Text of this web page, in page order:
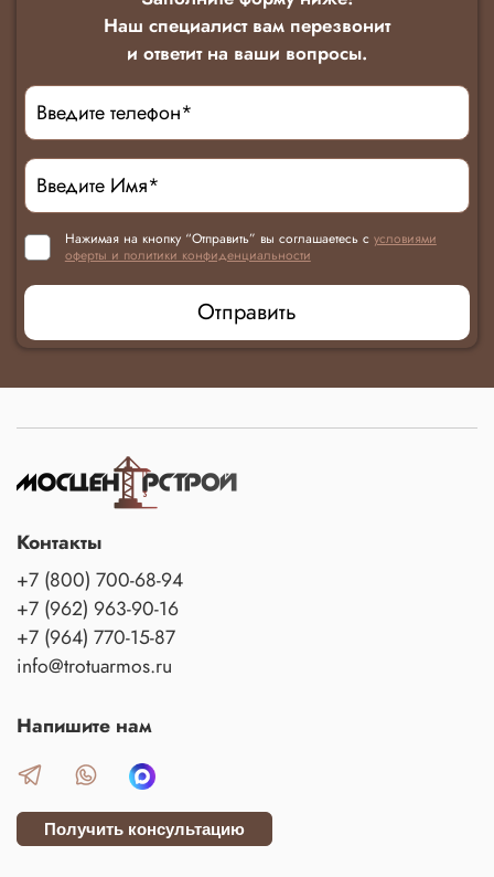
Наш специалист вам перезвонит
и ответит на ваши вопросы.
Нажимая на кнопку “Отправить” вы соглашаетесь с условиями
оферты и политики конфиденциальности
Отправить
Контакты
+7 (800) 700-68-94
+7 (962) 963-90-16
+7 (964) 770-15-87
info@trotuarmos.ru
Напишите нам
Получить консультацию